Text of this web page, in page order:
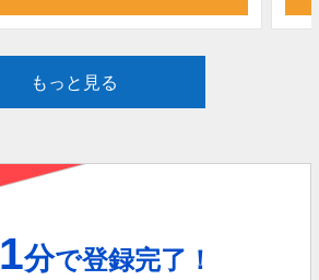
もっと見る
1分で登録完了！